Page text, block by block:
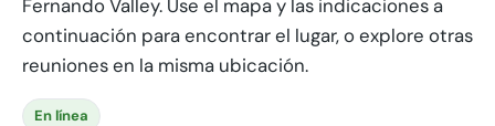
Fernando Valley. Use el mapa y las indicaciones a
continuación para encontrar el lugar, o explore otras
reuniones en la misma ubicación.
En línea